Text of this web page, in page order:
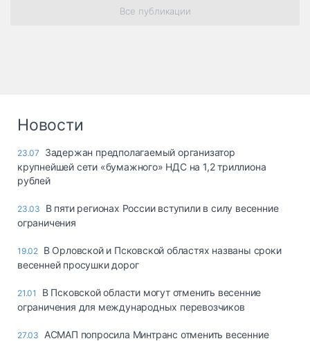
Региональная
логистика
опасные грузы
грузовые
терминалы
транспорт
Все публикации
Новости
23.07
Задержан предполагаемый организатор
крупнейшей сети «бумажного» НДС на 1,2 триллиона
рублей
23.03
В пяти регионах России вступили в силу весенние
ограничения
19.02 В Орловской и Псковской областях названы сроки
весенней просушки дорог
21.01
В Псковской области могут отменить весенние
ограничения для международных перевозчиков
27.03
АСМАП попросила Минтранс отменить весенние